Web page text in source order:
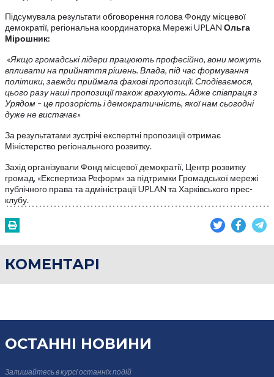
Підсумувала результати обговорення голова Фонду місцевої
демократії, регіональна координаторка Мережі UPLAN Ольга
Мірошник:
«Якщо громадські лідери працюють професійно, вони можуть
впливати на прийняття рішень. Влада, під час формування
політики, завжди приймала фахові пропозиції. Сподіваємося,
цього разу наші пропозиції також врахують. Адже співпраця з
Урядом – це прозорість і демократичність, якої нам сьогодні
дуже не вистачає»
За результатами зустрічі експертні пропозиції отримає
Міністерство регіонального розвитку.
Захід організували Фонд місцевої демократії, Центр розвитку
громад, «Експертиза Реформ» за підтримки Громадської мережі
публічного права та адміністрації UPLAN та Харківського прес-
клубу.
КОМЕНТАРІ
ОСТАННІ НОВИНИ
Залишайтесь в курсіостанніх подій